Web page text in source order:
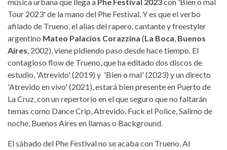
Tour 2023' de la mano del Phe Festival. Y es que el verbo
afilado de Trueno, el alias del rapero, cantante y freestyler
argentino Mateo Palacios Corazzina (La Boca, Buenos
Aires, 2002), viene pidiendo paso desde hace tiempo. El
contagioso flow de Trueno, que ha editado dos discos de
estudio, 'Atrevido' (2019) y 'Bien o mal' (2023) y un directo
'Atrevido en vivo' (2021), estará bien presente en Puerto de
La Cruz, con un repertorio en el que seguro que no faltarán
temas como Dance Crip, Atrevido, Fuck el Police, Salimo de
noche, Buenos Aires en llamas o Background.
El sábado del Phe Festival no se acaba con Trueno. Al